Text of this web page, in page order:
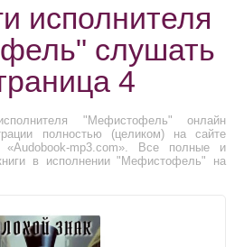
исполнителя
слушать
4
"Мефистофель" онлайн
полностью (целиком) на сайте
«Audobook-mp3.com». Все полные и
в исполнении "Мефистофель" на